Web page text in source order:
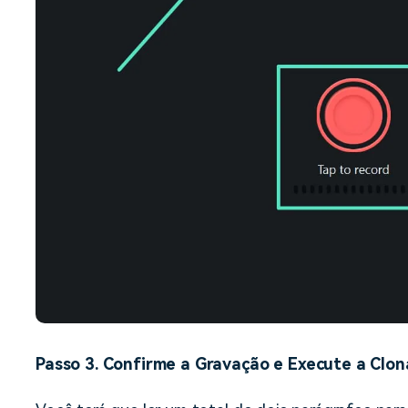
Passo 3. Confirme a Gravação e Execute a